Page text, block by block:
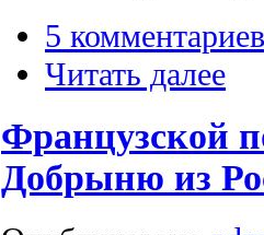
5 комментариев
Читать далее
Французской
Добрыню из